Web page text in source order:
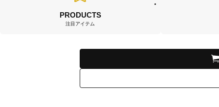
PRODUCTS
注目アイテム